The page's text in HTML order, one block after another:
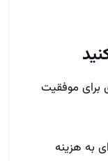
برای موفقیت
به هزینه